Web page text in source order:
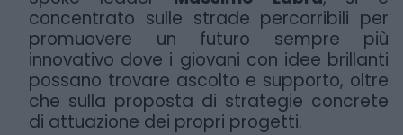
concentrato sulle strade percorribili per
promuovere un futuro sempre più
innovativo dove i giovani con idee brillanti
possano trovare ascolto e supporto, oltre
che sulla proposta di strategie concrete
di attuazione dei propri progetti.